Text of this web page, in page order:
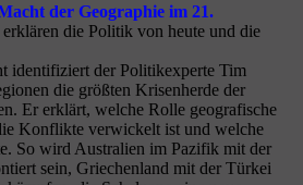
der Geographie im 21.
die Politik von heute und die
identifiziert der Politikexperte Tim
die größten Krisenherde der
Er erklärt, welche Rolle geografische
Konflikte verwickelt ist und welche
So wird Australien im Pazifik mit der
sein, Griechenland mit der Türkei